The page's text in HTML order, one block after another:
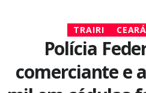
TRAIRI CEARÁ
Polícia
comerciante e